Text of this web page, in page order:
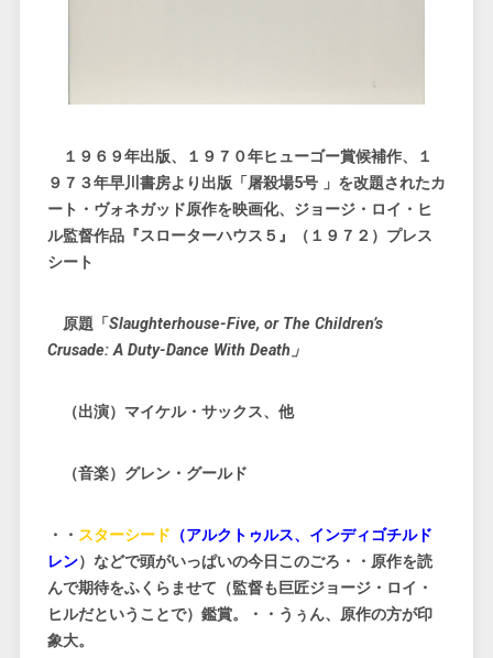
１９６９年出版、１９７０年ヒューゴー賞候補作、１
９７３年早川書房より出版「屠殺場5号 」を改題されたカ
ート・ヴォネガッド原作を映画化、ジョージ・ロイ・ヒ
ル監督作品『スローターハウス５』（１９７２）プレス
シート
原題「 Slaughterhouse-Five, or The Children’s
Crusade: A Duty-Dance With Death」
（出演）マイケル・サックス、他
（音楽）グレン・グールド
・・ スターシード （アルクトゥルス、インディゴチルド
レン）などで頭がいっぱいの今日このごろ・・原作を読
んで期待をふくらませて（監督も巨匠ジョージ・ロイ・
ヒルだということで）鑑賞。・・うぅん、原作の方が印
象大。